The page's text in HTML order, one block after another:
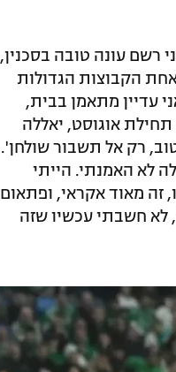
רשם עונה טובה בסכנין,
הקבוצות הגדולות
עדיין מתאמן בבית,
אוגוסט, יאללה
רק אל תשבור שולחן'.
לא האמנתי. הייתי
זה מאוד אקראי, ופתאום
לא חשבתי עכשיו שזה